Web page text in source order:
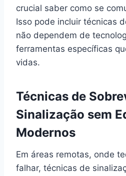
crucial saber como se
Isso pode incluir técnicas
não dependem de
ferramentas específicas
vidas.
Técnicas de
Sinalização sem
Modernos
Em áreas remotas, onde
falhar, técnicas de